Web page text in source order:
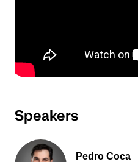
Speakers
Pedro Coca